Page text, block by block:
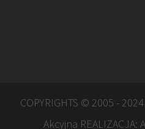
COPYRIGHTS © 2005 -
Akcyjna REALIZACJA: